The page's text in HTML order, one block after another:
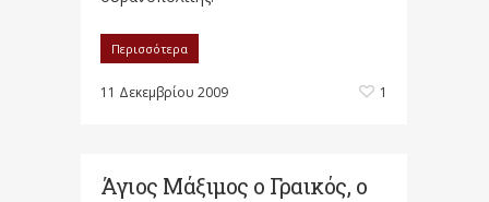
Περισσότερα
11 Δεκεμβρίου 2009 1
Άγιος Μάξιμος ο Γραικός, ο